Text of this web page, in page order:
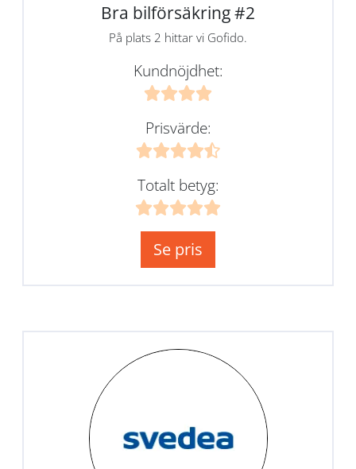
Bra bilförsäkring #2
På plats 2 hittar vi Gofido.
Kundnöjdhet:
Prisvärde:
Totalt betyg:
Se pris